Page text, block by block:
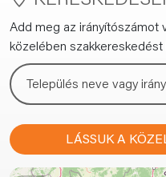
Add meg az irányítószámot
közelében szakkereskedést
LÁSSUK A